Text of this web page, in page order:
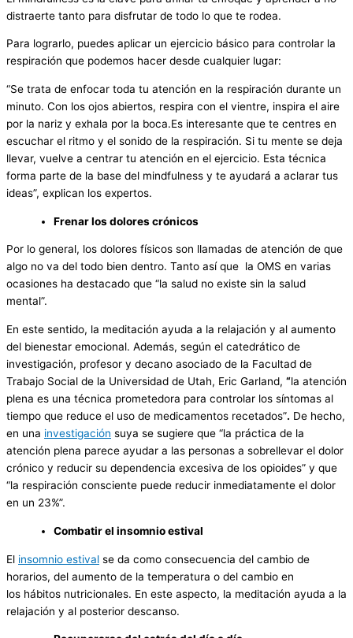
distraerte tanto para disfrutar de todo lo que te rodea.
Para lograrlo, puedes aplicar un ejercicio básico para controlar la
respiración que podemos hacer desde cualquier lugar:
“Se trata de enfocar toda tu atención en la respiración durante un
minuto. Con los ojos abiertos, respira con el vientre, inspira el aire
por la nariz y exhala por la boca.Es interesante que te centres en
escuchar el ritmo y el sonido de la respiración. Si tu mente se deja
llevar, vuelve a centrar tu atención en el ejercicio. Esta técnica
forma parte de la base del mindfulness y te ayudará a aclarar tus
ideas”, explican los expertos.
Frenar los dolores crónicos
Por lo general, los dolores físicos son llamadas de atención de que
algo no va del todo bien dentro. Tanto así que la OMS en varias
ocasiones ha destacado que “la salud no existe sin la salud
mental”.
En este sentido, la meditación ayuda a la relajación y al aumento
del bienestar emocional. Además, según el catedrático de
investigación, profesor y decano asociado de la Facultad de
Trabajo Social de la Universidad de Utah, Eric Garland, “la atención
plena es una técnica prometedora para controlar los síntomas al
tiempo que reduce el uso de medicamentos recetados”. De hecho,
en una investigación suya se sugiere que “la práctica de la
atención plena parece ayudar a las personas a sobrellevar el dolor
crónico y reducir su dependencia excesiva de los opioides” y que
“la respiración consciente puede reducir inmediatamente el dolor
en un 23%”.
Combatir el insomnio estival
El insomnio estival se da como consecuencia del cambio de
horarios, del aumento de la temperatura o del cambio en
los hábitos nutricionales. En este aspecto, la meditación ayuda a la
relajación y al posterior descanso.